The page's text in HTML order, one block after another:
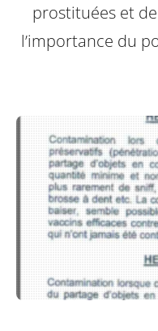
prostituées et
l’importance du